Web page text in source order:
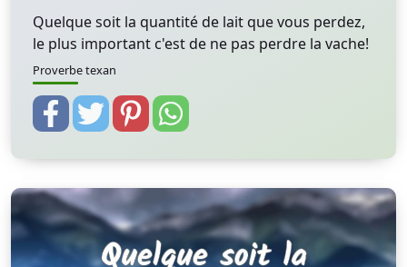
Quelque soit la quantité de lait que vous perdez,
le plus important c'est de ne pas perdre la vache!
Proverbe texan